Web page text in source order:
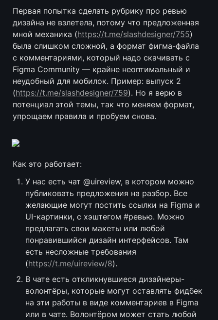
Первая попытка сделать рубрику про ревью
дизайна не взлетела, потому что предложенная
мной механика (https://t.me/slashdesigner/755)
была слишком сложной, а формат фигма-файла
с комментариями, который надо скачивать с
Figma Community — крайне неоптимальный и
неудобный для мобилок. Пример: выпуск 2
(https://t.me/slashdesigner/759). Но я верю в
потенциал этой темы, так что меняем формат,
упрощаем правила и пробуем снова.
Как это работает:
У нас есть чат @uireview, в котором можно
публиковать предложения на разбор. Все
желающие могут постить ссылки на Figma и
UI-картинки, с хэштегом #ревью. Можно
предлагать свои макеты или любой
понравившийся дизайн интерфейсов. Там
есть несложные требования
(https://t.me/uireview/8).
В чате есть откликнувшиеся дизайнеры-
волонтёры, которые могут оставлять фидбек
на эти работы в виде комментариев в Figma
или в чате. Волонтёром может стать любой